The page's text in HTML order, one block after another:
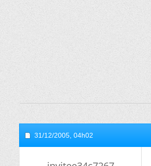
31/12/2005, 04h02